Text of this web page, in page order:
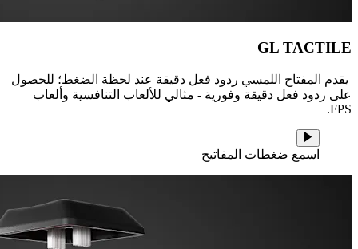
GL TACTILE
يقدم المفتاح اللمسي ردود فعل دقيقة عند لحظة الضغط؛ للحصول
على ردود فعل دقيقة وفورية - مثالي للألعاب التنافسية وألعاب
FPS.
اسمع ضغطات المفاتيح